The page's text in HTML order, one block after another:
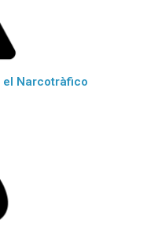
el Narcotràfico